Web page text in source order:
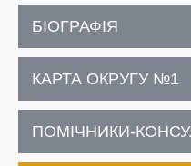
БІОГРАФІЯ
КАРТА ОКРУГУ №1
ПОМІЧНИКИ-